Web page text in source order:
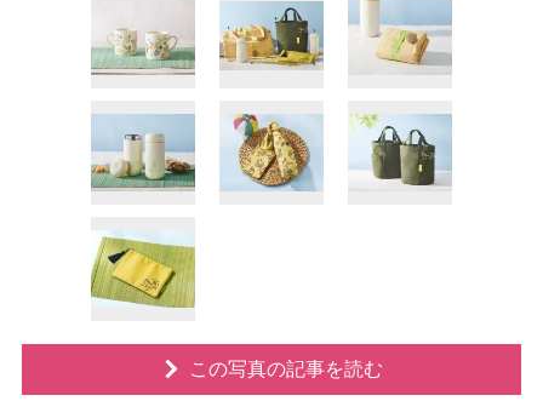
この写真の記事を読む